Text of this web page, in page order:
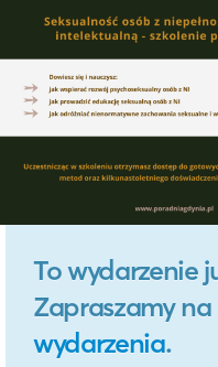
To wydarzenie
Zapraszamy na
wydarzenia.